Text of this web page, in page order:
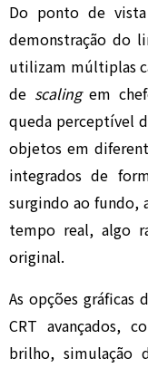
Do ponto de
demonstração do
utilizam múltiplas
de scalingem
queda perceptível
objetos em
integrados de
surgindo ao fundo,
tempo real, algo
original.
As opções
CRT avançados,
brilho, simulação